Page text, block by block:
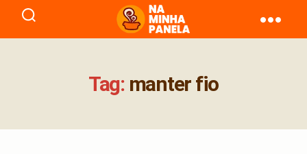
naminhapanela.com
Tag: manter fio